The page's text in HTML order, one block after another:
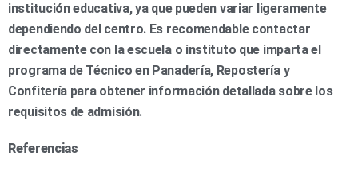
institución educativa, ya que pueden variar ligeramente
dependiendo del centro. Es recomendable contactar
directamente con la escuela o instituto que imparta el
programa de Técnico en Panadería, Repostería y
Confitería para obtener información detallada sobre los
requisitos de admisión.
Referencias